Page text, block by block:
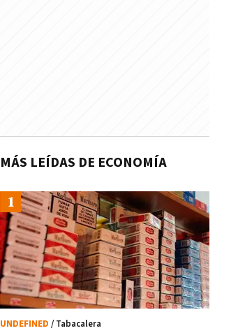
MÁS LEÍDAS DE ECONOMÍA
UNDEFINED / Tabacalera